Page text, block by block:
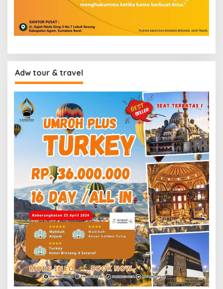
Adw tour & travel